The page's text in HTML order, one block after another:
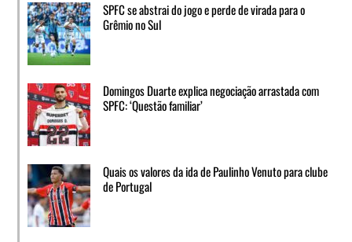
SPFC se abstrai do jogo e perde de virada para o
Grêmio no Sul
Domingos Duarte explica negociação arrastada com
SPFC: ‘Questão familiar’
Quais os valores da ida de Paulinho Venuto para clube
de Portugal